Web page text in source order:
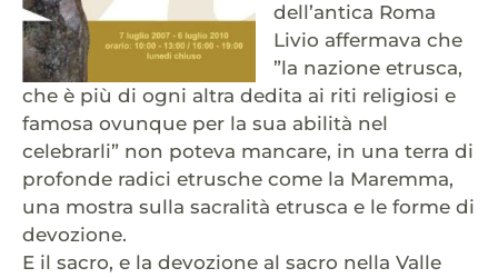
dell’antica Roma
Livio affermava che
”la nazione etrusca,
che è più di ogni altra dedita ai riti religiosi e
famosa ovunque per la sua abilità nel
celebrarli” non poteva mancare, in una terra di
profonde radici etrusche come la Maremma,
una mostra sulla sacralità etrusca e le forme di
devozione.
E il sacro, e la devozione al sacro nella Valle